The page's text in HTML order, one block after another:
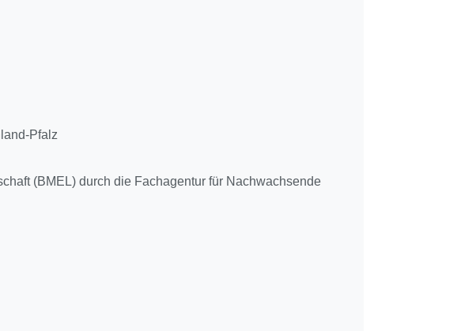
Pfalz
(BMEL) durch die Fachagentur für Nachwachsende